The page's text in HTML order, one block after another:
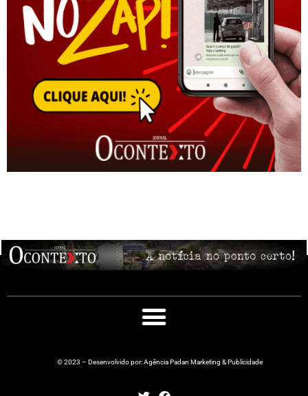
© 2023 – Desenvolvido por: Agência Padan Marketing & Publicidade